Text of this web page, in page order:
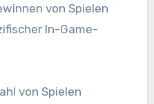
von Spielen
In-Game-
von Spielen